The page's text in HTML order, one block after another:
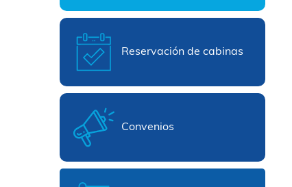
Reservación de cabinas
Convenios